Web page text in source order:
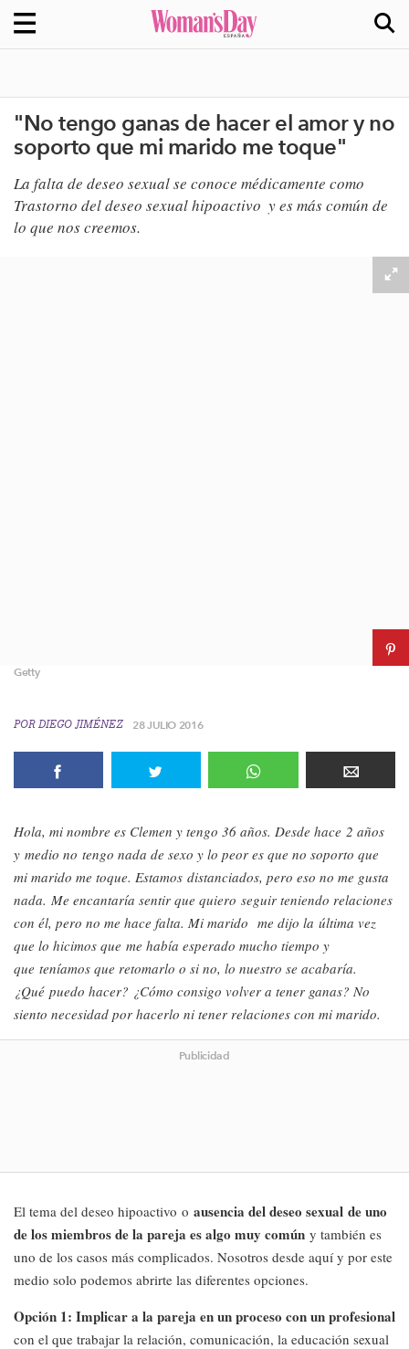
"No tengo ganas de hacer el amor y no
soporto que mi marido me toque"
​La falta de deseo sexual se conoce médicamente como
Trastorno del deseo sexual hipoactivo y es más común de
lo que nos creemos.
Getty
POR DIEGO JIMÉNEZ 28 JULIO 2016
Hola, mi nombre es Clemen y tengo 36 años. Desde hace 2 años
y medio no tengo nada de sexo y lo peor es que no soporto que
mi marido me toque. Estamos distanciados, pero eso no me gusta
nada. Me encantaría sentir que quiero seguir teniendo relaciones
con él, pero no me hace falta. Mi marido me dijo la última vez
que lo hicimos que me había esperado mucho tiempo y
que teníamos que retomarlo o si no, lo nuestro se acabaría.
¿Qué puedo hacer? ¿Cómo consigo volver a tener ganas? No
siento necesidad por hacerlo ni tener relaciones con mi marido.
Publicidad
El tema del deseo hipoactivo o ausencia del deseo sexual de uno
de los miembros de la pareja es algo muy común y también es
uno de los casos más complicados. Nosotros desde aquí y por este
medio solo podemos abrirte las diferentes opciones.
Opción 1: Implicar a la pareja en un proceso con un profesional
con el que trabajar la relación, comunicación, la educación sexual